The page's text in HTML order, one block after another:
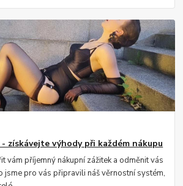
získávejte výhody při každém nákupu
vám příjemný nákupní zážitek a odměnit vás
jsme pro vás připravili náš věrnostní systém,